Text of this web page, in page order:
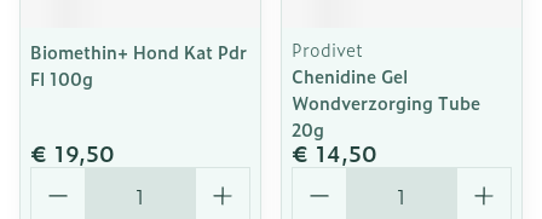
Biomethin+ Hond Kat Pdr
Fl 100g
€ 19,50
Aantal
Prodivet
Chenidine Gel
Wondverzorging Tube
20g
€ 14,50
Aantal